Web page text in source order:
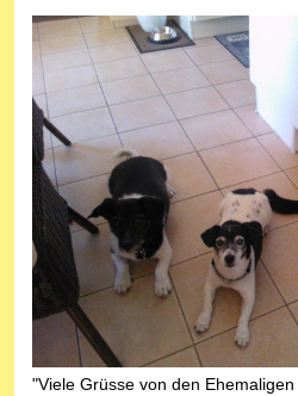
"Viele Grüsse von den